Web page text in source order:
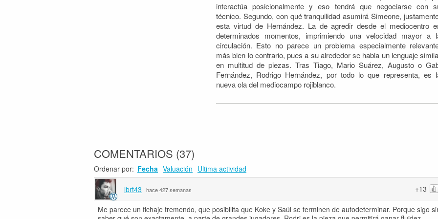
interactúa posicionalmente y eso tendrá que negociarse con
técnico. Segundo, con qué tranquilidad asumirá Simeone,
esta virtud de Hernández. La de agredir desde el mediocentro
determinados momentos, imprimiendo una velocidad mayor a
circulación. Esto no parece un problema especialmente
más bien lo contrario, pues a su alrededor se habla un lenguaje
en multitud de piezas. Tras Tiago, Mario Suárez, Augusto o
Fernández, Rodrigo Hernández, por todo lo que representa, es
nueva ola del mediocampo rojiblanco.
COMENTARIOS (37)
Ordenar por: Fecha Valuación Ultima actividad
+13
lbrt43 · hace 427 semanas
Me parece un fichaje tremendo, que posibilita que Koke y Saúl se terminen de autodeterminar. Porque sigo